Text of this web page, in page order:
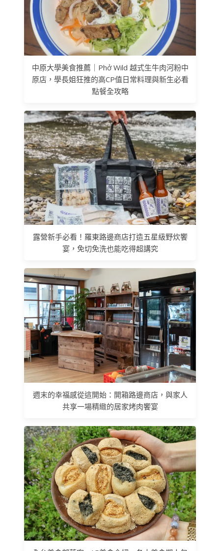
中原大學美食推薦｜Phở Wild 越式生牛肉河粉中
原店，學長姐狂推的高CP值日常料理與新生必看
點餐全攻略
露營新手必看！羅東路邊商店打造五星級野炊饗
宴，免切免洗也能吃得超講究
週末的幸福感從這開始：開箱路邊商店，與家人
共享一場精緻的居家烤肉饗宴